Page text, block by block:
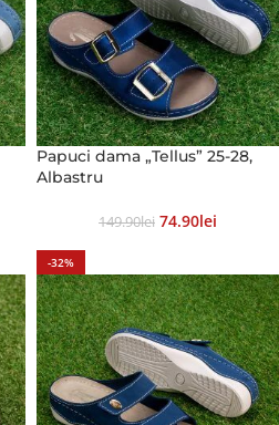
Papuci dama „Tellus” 25-28,
Albastru
149.90Lei 74.90Lei
-32%